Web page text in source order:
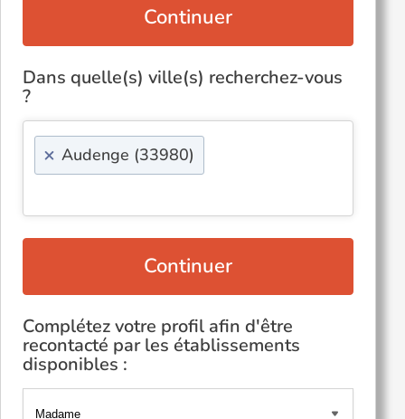
Continuer
Dans quelle(s) ville(s) recherchez-vous
?
× Audenge (33980)
Continuer
Complétez votre profil afin d'être
recontacté par les établissements
disponibles :